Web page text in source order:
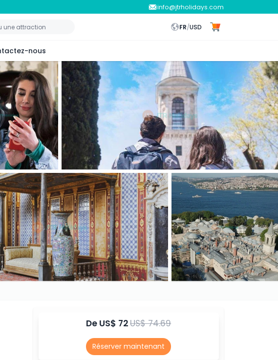
info@jtrholidays.com
FR/USD
nous
De US$ 72US$ 74.69
Réserver maintenant